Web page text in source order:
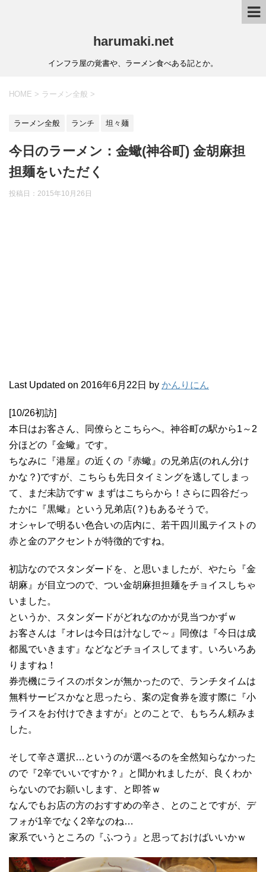
harumaki.net
インフラ屋の覚書や、ラーメン食べある記とか。
HOME > ラーメン全般 >
ラーメン全般 ランチ 坦々麺
今日のラーメン：金蠍(神谷町) 金胡麻担
担麺をいただく
投稿日：2015年10月26日
Last Updated on 2016年6月22日 by かんりにん
[10/26初訪]
本日はお客さん、同僚らとこちらへ。神谷町の駅から1～2
分ほどの『金蠍』です。
ちなみに『港屋』の近くの『赤蠍』の兄弟店(のれん分け
かな？)ですが、こちらも先日タイミングを逃してしまっ
て、まだ未訪ですｗ まずはこちらから！さらに四谷だっ
たかに『黒蠍』という兄弟店(？)もあるそうで。
オシャレで明るい色合いの店内に、若干四川風テイストの
赤と金のアクセントが特徴的ですね。
初訪なのでスタンダードを、と思いましたが、やたら『金
胡麻』が目立つので、つい金胡麻担担麺をチョイスしちゃ
いました。
というか、スタンダードがどれなのかが見当つかずｗ
お客さんは『オレは今日は汁なしで～』同僚は『今日は成
都風でいきます』などなどチョイスしてます。いろいろあ
りますね！
券売機にライスのボタンが無かったので、ランチタイムは
無料サービスかなと思ったら、案の定食券を渡す際に『小
ライスをお付けできますが』とのことで、もちろん頼みま
した。
そして辛さ選択…というのが選べるのを全然知らなかった
ので『2辛でいいですか？』と聞かれましたが、良くわか
らないのでお願いします、と即答ｗ
なんでもお店の方のおすすめの辛さ、とのことですが、デ
フォが1辛でなく2辛なのね…
家系でいうところの『ふつう』と思っておけばいいかｗ